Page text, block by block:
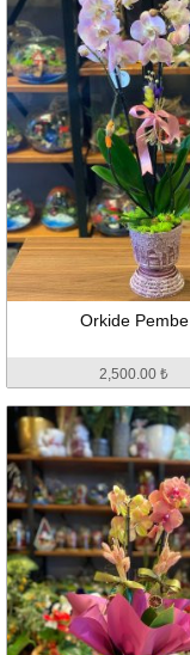
Orkide Pembe
2,500.00 ₺